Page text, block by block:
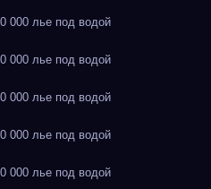
лье под водой
лье под водой
лье под водой
лье под водой
лье под водой